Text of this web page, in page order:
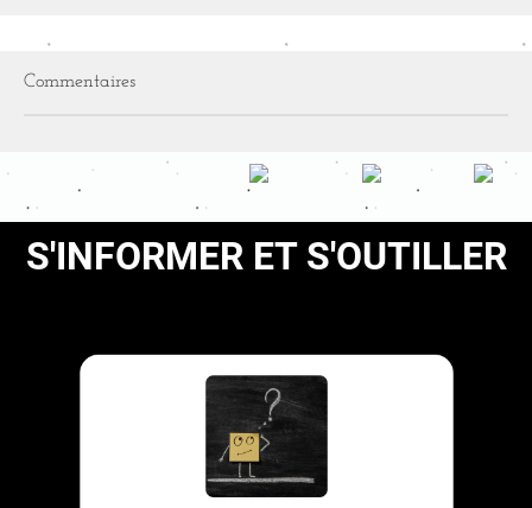
Commentaires
S'INFORMER ET S'OUTILLER